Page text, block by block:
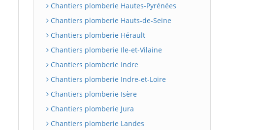
Chantiers plomberie Hautes-Pyrénées
Chantiers plomberie Hauts-de-Seine
Chantiers plomberie Hérault
Chantiers plomberie Ile-et-Vilaine
Chantiers plomberie Indre
Chantiers plomberie Indre-et-Loire
Chantiers plomberie Isère
Chantiers plomberie Jura
Chantiers plomberie Landes